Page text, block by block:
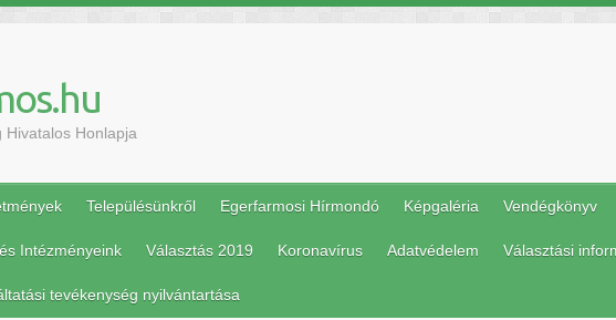
Hivatalos Honlapja
Településünkről Egerfarmosi Hírmondó Képgaléria Vendégkönyv
Intézményeink Választás 2019 Koronavírus Adatvédelem Választási
tevékenység nyilvántartása